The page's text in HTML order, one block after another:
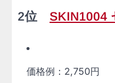
2位 SKIN1004
価格例：2,750円